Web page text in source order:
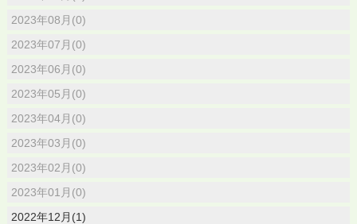
2023年08月(0)
2023年07月(0)
2023年06月(0)
2023年05月(0)
2023年04月(0)
2023年03月(0)
2023年02月(0)
2023年01月(0)
2022年12月(1)